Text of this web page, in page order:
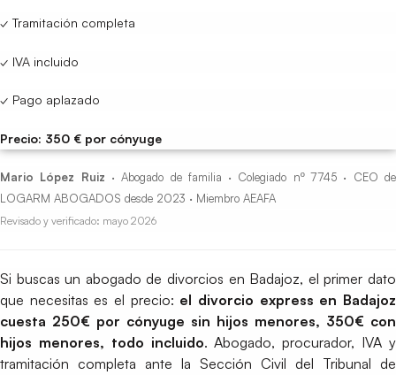
✓ Tramitación completa
✓ IVA incluido
✓ Pago aplazado
Precio: 350 € por cónyuge
Mario López Ruiz · Abogado de familia · Colegiado nº 7745 · CEO de
LOGARM ABOGADOS desde 2023 · Miembro AEAFA
Revisado y verificado: mayo 2026
Si buscas un abogado de divorcios en Badajoz, el primer dato
que necesitas es el precio: el divorcio express en Badajoz
cuesta 250€ por cónyuge sin hijos menores, 350€ con
hijos menores, todo incluido. Abogado, procurador, IVA y
tramitación completa ante la Sección Civil del Tribunal de